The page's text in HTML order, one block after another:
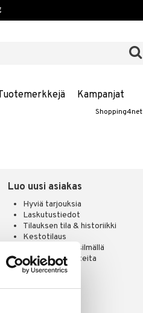
Kampanjat
Shopping4net
Luo uusi asiakas
Hyviä tarjouksia
Laskutustiedot
Tilauksen tila & historiikki
Kestotilaus
Pidä tuotteita silmällä
Arvostele tuotteita
Toivelistat